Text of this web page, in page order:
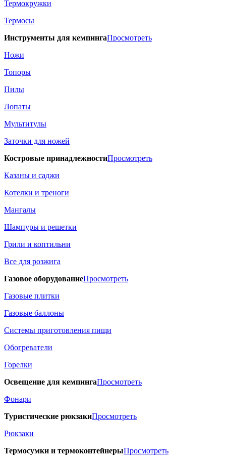
Термокружки
Термосы
Инструменты для кемпингаПросмотреть
Ножи
Топоры
Пилы
Лопаты
Мультитулы
Заточки для ножей
Костровые принадлежностиПросмотреть
Казаны и саджи
Котелки и треноги
Мангалы
Шампуры и решетки
Грили и коптильни
Все для розжига
Газовое оборудованиеПросмотреть
Газовые плитки
Газовые баллоны
Системы приготовления пищи
Обогреватели
Горелки
Освещение для кемпингаПросмотреть
Фонари
Туристические рюкзакиПросмотреть
Рюкзаки
Термосумки и термоконтейнерыПросмотреть